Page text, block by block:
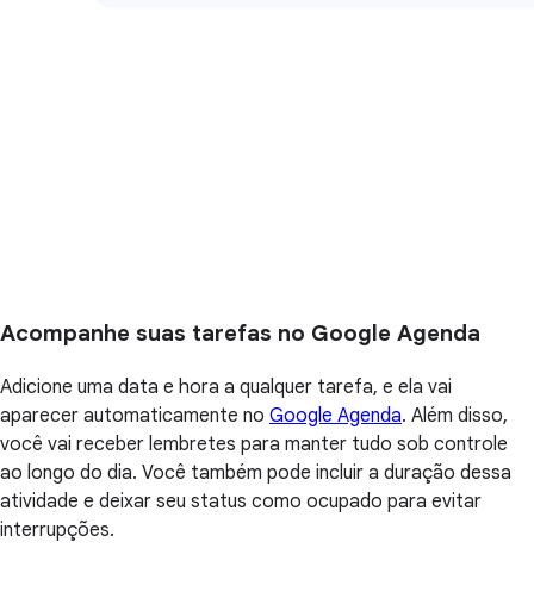
Acompanhe suas tarefas no Google Agenda
Adicione uma data e hora a qualquer tarefa, e ela vai
aparecer automaticamente no Google Agenda. Além disso,
você vai receber lembretes para manter tudo sob controle
ao longo do dia. Você também pode incluir a duração dessa
atividade e deixar seu status como ocupado para evitar
interrupções.